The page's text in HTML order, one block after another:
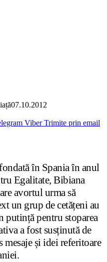
07.10.2012
Viber Trimite prin email
în Spania în anul
Egalitate, Bibiana
avortul urma să
un grup de cetățeni au
putință pentru stoparea
a fost susținută de
mesaje și idei referitoare